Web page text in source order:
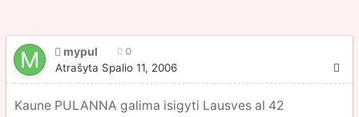
mypul 0
Atrašyta Spalio 11, 2006
Kaune PULANNA galima isigyti Lausves al 42